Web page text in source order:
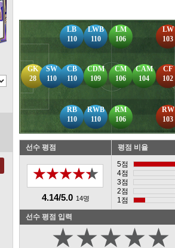
GK
28
SW
110
RWB
110
RB
110
CB
110
LB
110
LWB
110
CDM
109
RM
106
CM
106
LM
106
CAM
104
LW
103
CF
102
RW
103
선수 평점
★★★★★
4.14/5.0 14명
평점 비율
5점
4점
3점
2점
1점
선수 평점 입력
★★★★★